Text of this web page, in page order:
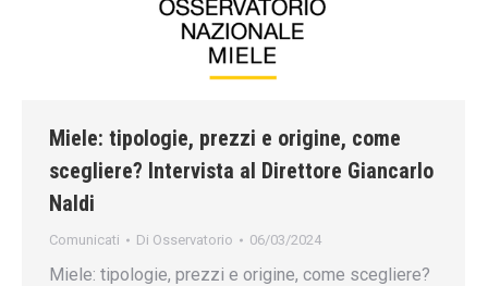
Miele: tipologie, prezzi e origine, come
scegliere? Intervista al Direttore Giancarlo
Naldi
Comunicati Di Osservatorio 06/03/2024
Miele: tipologie, prezzi e origine, come scegliere?